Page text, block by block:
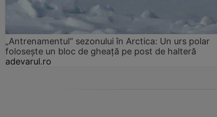
„Antrenamentul” sezonului în Arctica: Un urs polar
folosește un bloc de gheață pe post de halteră
adevarul.ro